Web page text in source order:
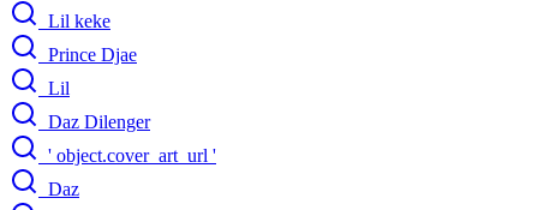
Lil keke
Prince Djae
Lil
Daz Dilenger
' object.cover_art_url '
Daz